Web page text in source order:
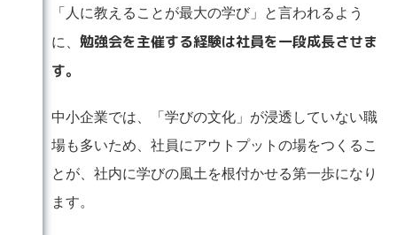
「人に教えることが最大の学び」と言われるよう
に、 勉強会を主催する経験は社員を一段成長させま
す。
中小企業では、「学びの文化」が浸透していない職
場も多いため、社員にアウトプットの場をつくるこ
とが、社内に学びの風土を根付かせる第一歩になり
ます。